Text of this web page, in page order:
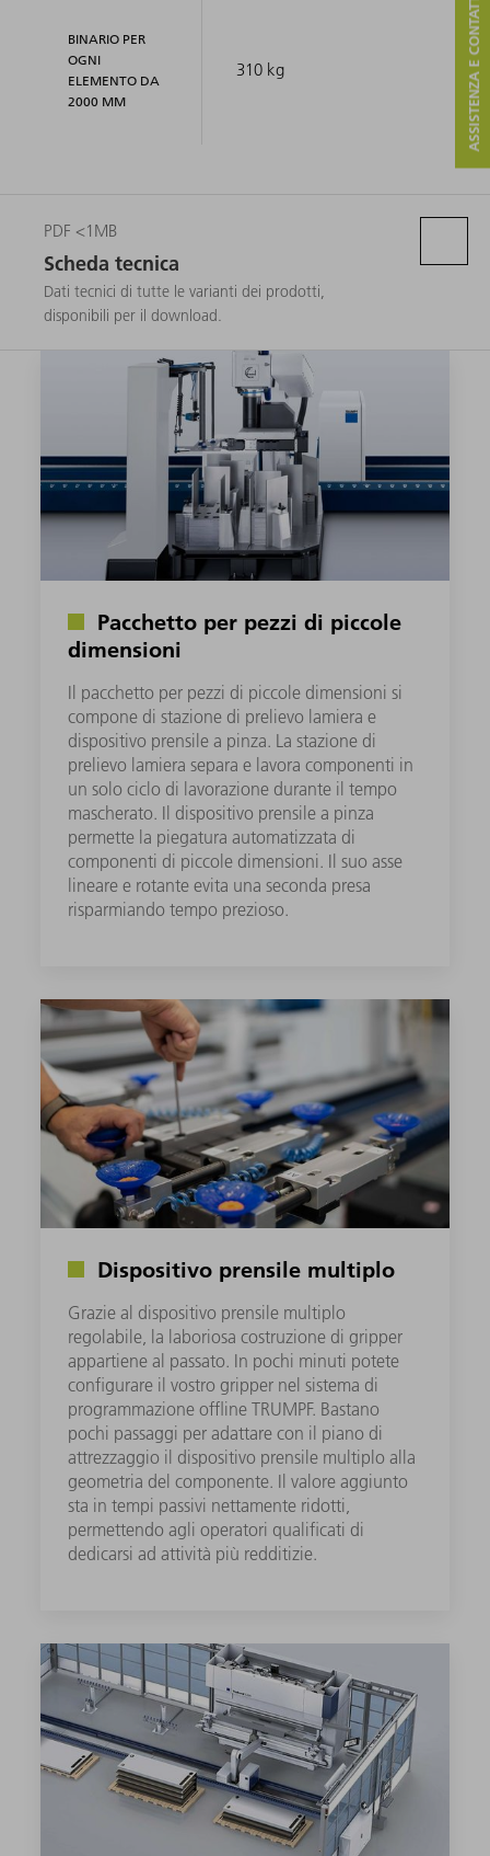
BINARIO PER
OGNI
ELEMENTO DA
2000 MM
310 kg
PDF <1MB
Scheda tecnica
Dati tecnici di tutte le varianti dei prodotti,
disponibili per il download.
Pacchetto per pezzi di piccole
dimensioni
Il pacchetto per pezzi di piccole dimensioni si
compone di stazione di prelievo lamiera e
dispositivo prensile a pinza. La stazione di
prelievo lamiera separa e lavora componenti in
un solo ciclo di lavorazione durante il tempo
mascherato. Il dispositivo prensile a pinza
permette la piegatura automatizzata di
componenti di piccole dimensioni. Il suo asse
lineare e rotante evita una seconda presa
risparmiando tempo prezioso. ​
Dispositivo prensile multiplo
Grazie al dispositivo prensile multiplo
regolabile, la laboriosa costruzione di gripper
appartiene al passato. In pochi minuti potete
configurare il vostro gripper nel sistema di
programmazione offline TRUMPF. Bastano
pochi passaggi per adattare con il piano di
attrezzaggio il dispositivo prensile multiplo alla
geometria del componente. Il valore aggiunto
sta in tempi passivi nettamente ridotti,
permettendo agli operatori qualificati di
dedicarsi ad attività più redditizie.
ASSISTENZA E CONTATTO